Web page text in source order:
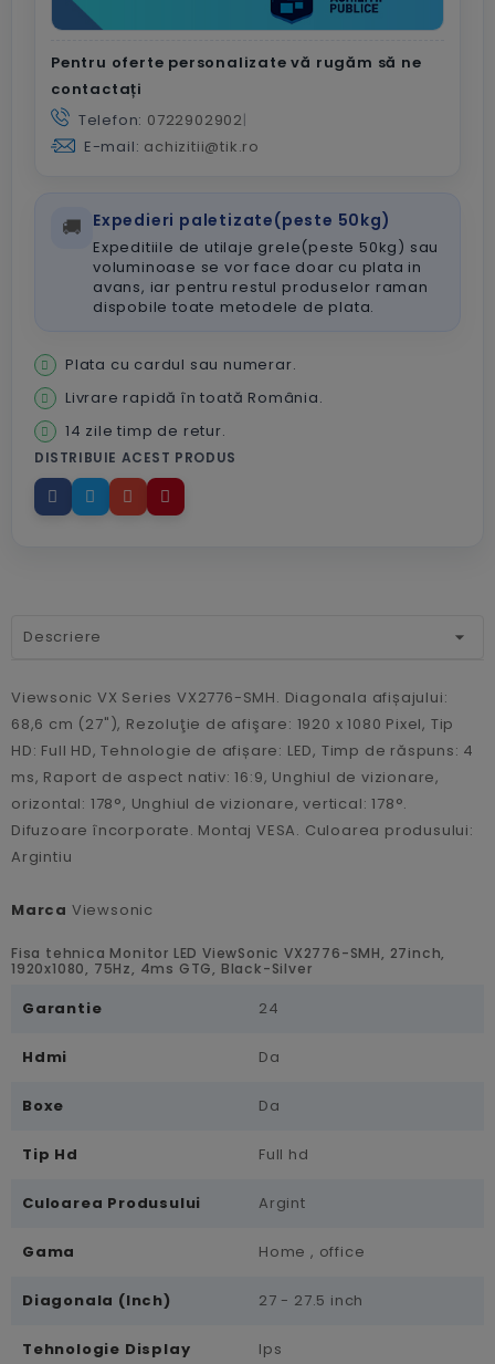
Pentru oferte personalizate vă rugăm să ne
contactați
Telefon: 0722902902|
E-mail: achizitii@tik.ro
🚚 Expedieri paletizate(peste 50kg)
Expeditiile de utilaje grele(peste 50kg) sau
voluminoase se vor face doar cu plata in
avans, iar pentru restul produselor raman
dispobile toate metodele de plata.
Plata cu cardul sau numerar.
Livrare rapidă în toată România.
14 zile timp de retur.
DISTRIBUIE ACEST PRODUS
Descriere
Viewsonic VX Series VX2776-SMH. Diagonala afișajului:
68,6 cm (27"), Rezoluţie de afişare: 1920 x 1080 Pixel, Tip
HD: Full HD, Tehnologie de afișare: LED, Timp de răspuns: 4
ms, Raport de aspect nativ: 16:9, Unghiul de vizionare,
orizontal: 178°, Unghiul de vizionare, vertical: 178°.
Difuzoare încorporate. Montaj VESA. Culoarea produsului:
Argintiu
Marca Viewsonic
Fisa tehnica Monitor LED ViewSonic VX2776-SMH, 27inch,
1920x1080, 75Hz, 4ms GTG, Black-Silver
Garantie 24
Hdmi Da
Boxe Da
Tip Hd Full hd
Culoarea Produsului Argint
Gama Home , office
Diagonala (inch) 27 - 27.5 inch
Tehnologie Display Ips